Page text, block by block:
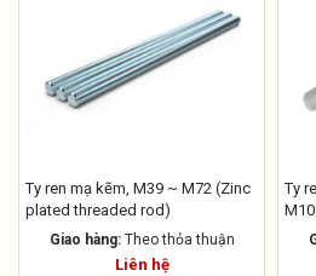
Ty ren mạ kẽm, M39 ~ M72 (Zinc
plated threaded rod)
Giao hàng: Theo thỏa thuận
Liên hệ
Ty